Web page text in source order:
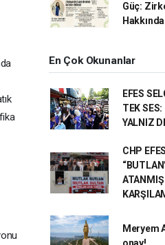
Güç:
En Çok Okunanlar
EFES
TEK SES:
YALNIZ
CHP
Meryem